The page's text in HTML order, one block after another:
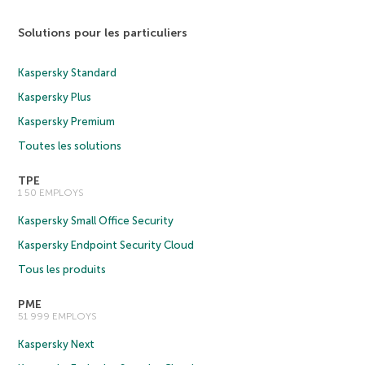
Solutions pour les particuliers
Kaspersky Standard
Kaspersky Plus
Kaspersky Premium
Toutes les solutions
TPE
1 50 EMPLOYS
Kaspersky Small Office Security
Kaspersky Endpoint Security Cloud
Tous les produits
PME
51 999 EMPLOYS
Kaspersky Next